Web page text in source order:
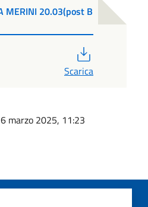
MERINI 20.03(post B
Scarica
marzo 2025, 11:23